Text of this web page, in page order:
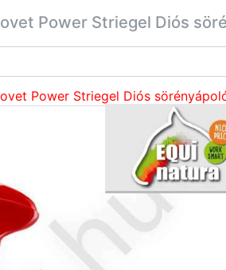
Power Striegel Diós
Power Striegel Diós